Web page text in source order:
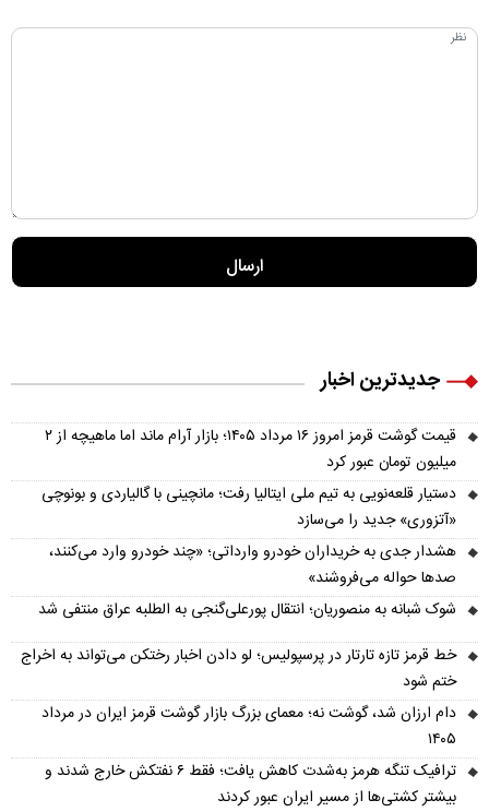
جدیدترین اخبار
قیمت گوشت قرمز امروز ۱۶ مرداد ۱۴۰۵؛ بازار آرام ماند اما ماهیچه از ۲
میلیون تومان عبور کرد
دستیار قلعه‌نویی به تیم ملی ایتالیا رفت؛ مانچینی با گالیاردی و بونوچی
«آتزوری» جدید را می‌سازد
هشدار جدی به خریداران خودرو وارداتی؛ «چند خودرو وارد می‌کنند،
صدها حواله می‌فروشند»
شوک شبانه به منصوریان؛ انتقال پورعلی‌گنجی به الطلبه عراق منتفی شد
خط قرمز تازه تارتار در پرسپولیس؛ لو دادن اخبار رختکن می‌تواند به اخراج
ختم شود
دام ارزان شد، گوشت نه؛ معمای بزرگ بازار گوشت قرمز ایران در مرداد
۱۴۰۵
ترافیک تنگه هرمز به‌شدت کاهش یافت؛ فقط ۶ نفتکش خارج شدند و
بیشتر کشتی‌ها از مسیر ایران عبور کردند